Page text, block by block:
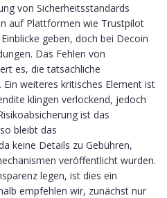
von Sicherheitsstandards
auf Plattformen wie Trustpilot
geben, doch bei Decoin
Das Fehlen von
es, die tatsächliche
weiteres kritisches Element ist
klingen verlockend, jedoch
ist das
bleibt das
keine Details zu Gebühren,
veröffentlicht wurden.
legen, ist dies ein
empfehlen wir, zunächst nur